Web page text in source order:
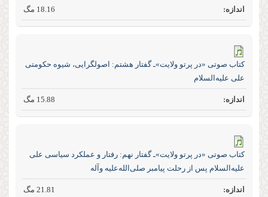
18.16 مگ
كتاب صوتی «در پرتو ولایت»ـ گفتار هشتم: اصول‏گرايى، شيوه حكومتی
على عليه‏‌السلام
15.88 مگ
كتاب صوتی «در پرتو ولایت»ـ گفتار نهم: رفتار و عملكرد سياسى على
عليه‌السلام پس از رحلت پيامبر صلى‏‌الله‏‌عليه‏ و‏آله
21.81 مگ